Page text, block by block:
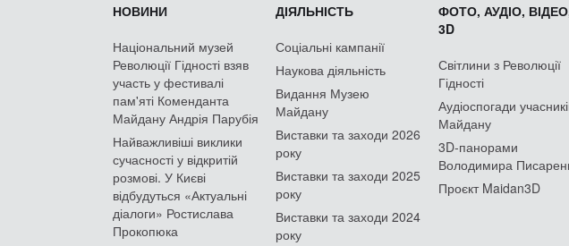
НОВИНИ
Національний музей
Революції Гідності взяв
участь у фестивалі
пам'яті Коменданта
Майдану Андрія Парубія
Найважливіші виклики
сучасності у відкритій
розмові. У Києві
відбудуться «Актуальні
діалоги» Ростислава
Прокопюка
ДІЯЛЬНІСТЬ
Соціальні кампанії
Наукова діяльність
Видання Музею
Майдану
Виставки та заходи 2026
року
Виставки та заходи 2025
року
Виставки та заходи 2024
року
ФОТО, АУДІО,
3D
Світлини з Революції
Гідності
Аудіоспогади
Майдану
3D-панорами
Володимира
Проєкт Maidan3D